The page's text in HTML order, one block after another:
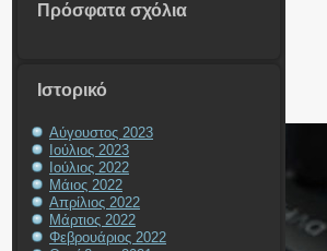
Πρόσφατα σχόλια
Ιστορικό
Αύγουστος 2023
Ιούλιος 2023
Ιούλιος 2022
Μάιος 2022
Απρίλιος 2022
Μάρτιος 2022
Φεβρουάριος 2022